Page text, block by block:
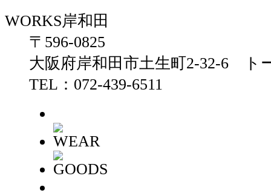
WORKS岸和田
〒596-0825
大阪府岸和田市土生町2-32-6 ト
TEL：072-439-6511